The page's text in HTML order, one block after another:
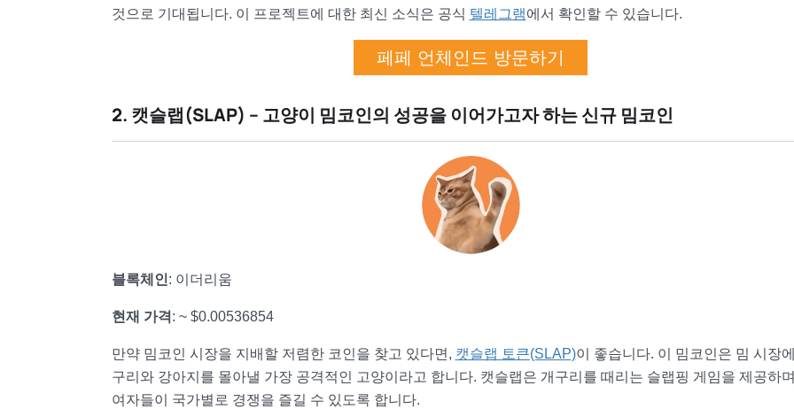
것으로 기대됩니다. 이 프로젝트에 대한 최신 소식은 공식 텔레그램에서 확인할 수 있습니다.
페페 언체인드 방문하기
2. 캣슬랩(SLAP) – 고양이 밈코인의 성공을 이어가고자 하는 신규 밈코인
블록체인: 이더리움
현재 가격 : ~ $0.00536854
만약 밈코인 시장을 지배할 저렴한 코인을 찾고 있다면, 캣슬랩 토큰(SLAP)이 좋습니다. 이 밈코인은 밈 시장
구리와 강아지를 몰아낼 가장 공격적인 고양이라고 합니다. 캣슬랩은 개구리를 때리는 슬랩핑 게임을 제공하
여자들이 국가별로 경쟁을 즐길 수 있도록 합니다.